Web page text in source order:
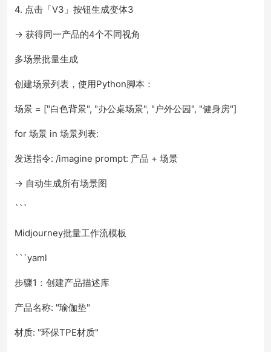
4. 点击「V3」按钮生成变体3
→ 获得同一产品的4个不同视角
多场景批量生成
创建场景列表，使用Python脚本：
场景 = ["白色背景", "办公桌场景", "户外公园", "健身房"]
for 场景 in 场景列表:
发送指令: /imagine prompt: 产品 + 场景
→ 自动生成所有场景图
```
Midjourney批量工作流模板
```yaml
步骤1：创建产品描述库
产品名称: "瑜伽垫"
材质: "环保TPE材质"